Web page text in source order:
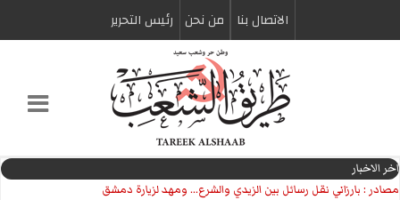
الاتصال بنا من نحن رئیس التحریر
اخر الاخبار
مصادر : بارزاني نقل رسائل بين الزيدي والشرع... ومهد لزيارة دمشق